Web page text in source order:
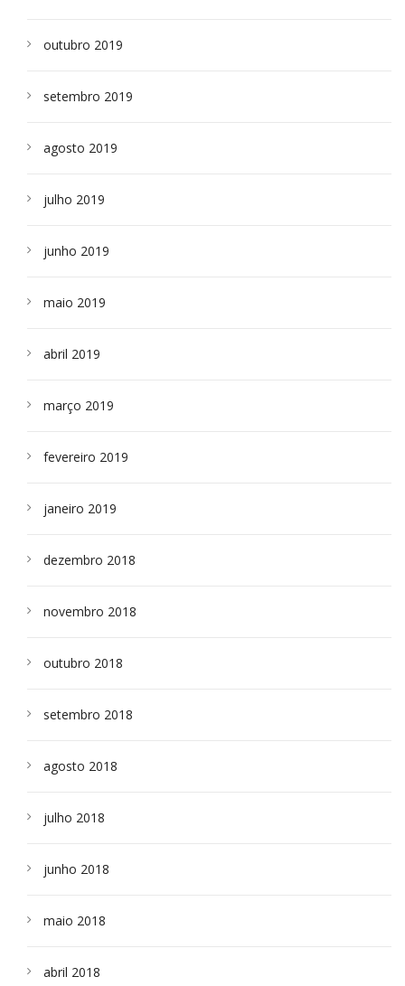
outubro 2019
setembro 2019
agosto 2019
julho 2019
junho 2019
maio 2019
abril 2019
março 2019
fevereiro 2019
janeiro 2019
dezembro 2018
novembro 2018
outubro 2018
setembro 2018
agosto 2018
julho 2018
junho 2018
maio 2018
abril 2018